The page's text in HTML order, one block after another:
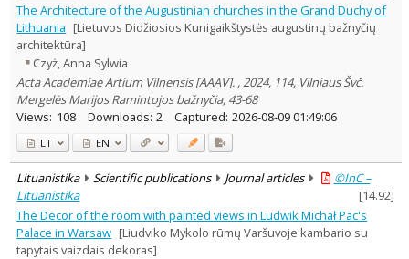
The Architecture of the Augustinian churches in the Grand Duchy of
Lithuania [Lietuvos Didžiosios Kunigaikštystės augustinų bažnyčių
architektūra]
Czyż, Anna Sylwia
Acta Academiae Artium Vilnensis [AAAV]. , 2024, 114, Vilniaus Švč.
Mergelės Marijos Ramintojos bažnyčia, 43-68
Views: 108 Downloads: 2 Captured: 2026-08-09 01:49:06
LT EN
Lituanistika Scientific publications Journal articles
©InC –
Lituanistika
[14.92]
The Decor of the room with painted views in Ludwik Michał Pac's
Palace in Warsaw [Liudviko Mykolo rūmų Varšuvoje kambario su
tapytais vaizdais dekoras]